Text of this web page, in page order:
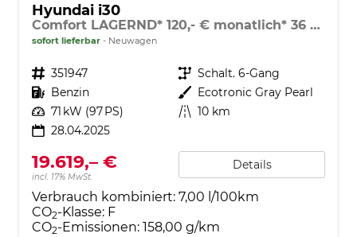
Hyundai i30
Comfort LAGERND* 120,- € monatlich* 36 Monate* Ohne Kilometerbegrenzung*
sofort lieferbar Neuwagen
Fahrzeugnr. 351947 Getriebe Schalt. 6-Gang
Kraftstoff Benzin Außenfarbe Ecotronic Gray Pearl
Leistung 71 kW (97 PS) Kilometerstand 10 km
28.04.2025
19.619,– €
incl. 17% MwSt.
Details
Verbrauch kombiniert: 7,00 l/100km
CO2-Klasse: F
CO2-Emissionen: 158,00 g/km